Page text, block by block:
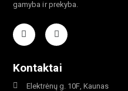
gamyba ir prekyba.
Kontaktai
Elektrėnų g. 10F, Kaunas